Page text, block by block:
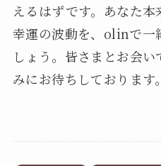
えるはずです。あなた
幸運の波動を、olinで一
しょう。皆さまとお会
みにお待ちしております。